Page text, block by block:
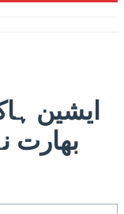
ایشین
بھارت